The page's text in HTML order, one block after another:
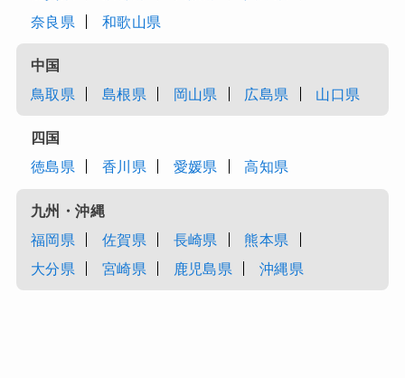
奈良県
和歌山県
中国
鳥取県
島根県 岡山県 広島県 山口県
四国
徳島県
香川県 愛媛県 高知県
九州・沖縄
福岡県
佐賀県 長崎県
熊本県
大分県
宮崎県 鹿児島県 沖縄県